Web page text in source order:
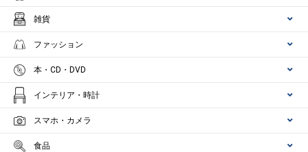
雑貨
ファッション
本・CD・DVD
インテリア・時計
スマホ・カメラ
食品